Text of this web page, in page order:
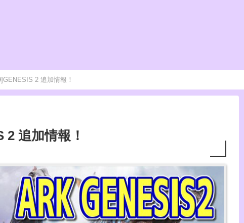
2 追加情報！
追加情報！